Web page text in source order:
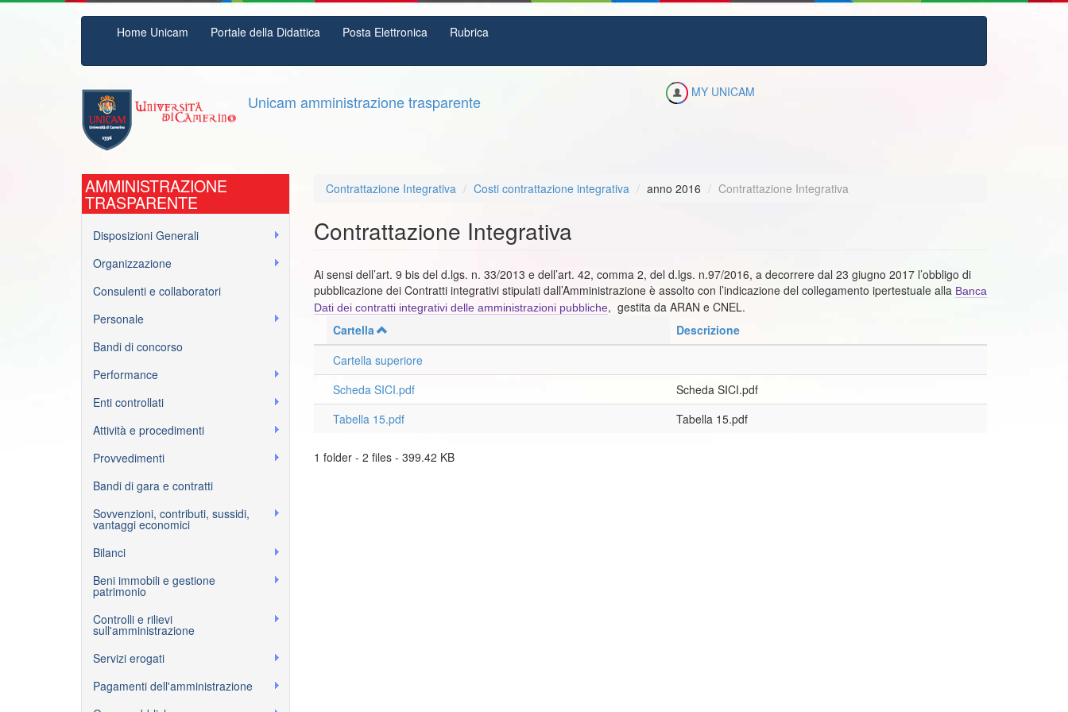
Home Unicam Portale della Didattica Posta Elettronica Rubrica
Unicam amministrazione trasparente
MY UNICAM
AMMINISTRAZIONE
TRASPARENTE
Disposizioni Generali
Organizzazione
Consulenti e collaboratori
Personale
Bandi di concorso
Performance
Enti controllati
Attività e procedimenti
Provvedimenti
Bandi di gara e contratti
Sovvenzioni, contributi, sussidi,
vantaggi economici
Bilanci
Beni immobili e gestione
patrimonio
Controlli e rilievi
sull'amministrazione
Servizi erogati
Pagamenti dell'amministrazione
Contrattazione Integrativa Costi contrattazione integrativa anno 2016 Contrattazione Integrativa
Contrattazione Integrativa
Ai sensi dell’art. 9 bis del d.lgs. n. 33/2013 e dell’art. 42, comma 2, del d.lgs. n.97/2016, a decorrere dal 23 giugno 2017 l’obbligo di
pubblicazione dei Contratti integrativi stipulati dall’Amministrazione è assolto con l’indicazione del collegamento ipertestuale alla Banca
Dati dei contratti integrativi delle amministrazioni pubbliche, gestita da ARAN e CNEL.
Cartella
Descrizione
Cartella superiore
Scheda SICI.pdf
Scheda SICI.pdf
Tabella 15.pdf
Tabella 15.pdf
1 folder - 2 files - 399.42 KB